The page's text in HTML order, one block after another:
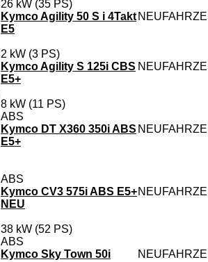
26 kW (35 PS)
Kymco Agility 50 S i 4Takt
E5
2 kW (3 PS)
Kymco Agility S 125i CBS
E5+
8 kW (11 PS)
ABS
Kymco DT X360 350i ABS
E5+
ABS
Kymco CV3 575i ABS E5+
NEU
38 kW (52 PS)
ABS
Kymco Sky Town 50i